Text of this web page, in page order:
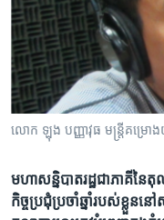
ទំព័រ​
រចនា
សម្ព័ន្ធ​
រំលង​
និង​
ទំព័រ​
ស្វែង​
កម្មវិធីទាំងអស់
Khmer English
បណ្តាញ​សង្គម
ភាសា
លោក ​ឡុង បញ្ញាវុធ​ មន្ត្រី​គម្រោ
មហា​សន្និបាត​រដ្ឋ​ជា​ភាគី​នៃ​
កិច្ចប្រជុំ​ប្រចាំ​ឆ្នាំ​របស់​ខ្លួន​